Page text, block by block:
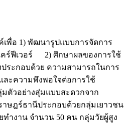
เพื่อ 1) พัฒนารูปแบบการจัดการ
ร์ฟีเวอร์ 2) ศึกษาผลของการใช้
ระกอบด้วย ความสามารถในการ
ละความพึงพอใจต่อการใช้
ตัวอย่างสุ่มแบบสะดวกจาก
ฎร์ธานีประกอบด้วยกลุ่มเยาวชน
ำงาน จำนวน 50 คน กลุ่มวัยผู้สูง